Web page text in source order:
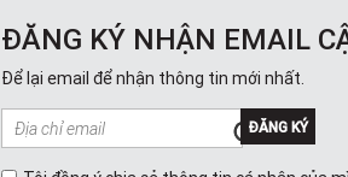
ĐĂNG KÝ NHẬN EMAIL
Để lại email để nhận thông tin mới nhất.
ĐĂNG KÝ